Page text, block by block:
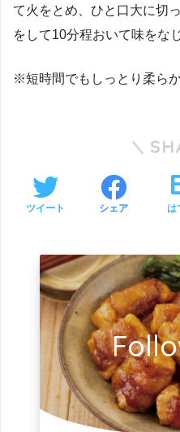
て火をとめ、ひと口大に切
をして10分程おいて味をな
※短時間でもしっとり柔ら
ツイート シェア は